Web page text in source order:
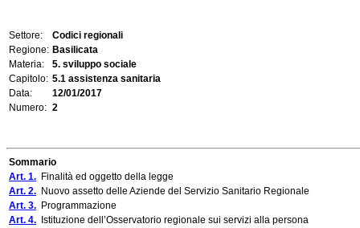
Settore:
Codici regionali
Regione: Basilicata
Materia:
5. sviluppo sociale
Capitolo: 5.1 assistenza sanitaria
Data:
12/01/2017
Numero: 2
Sommario
Art. 1. Finalità ed oggetto della legge
Art. 2. Nuovo assetto delle Aziende del Servizio Sanitario Regionale
Art. 3. Programmazione
Art. 4. Istituzione dell’Osservatorio regionale sui servizi alla persona